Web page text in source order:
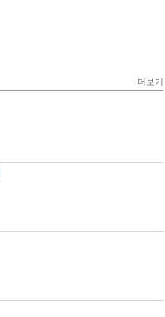
더보기